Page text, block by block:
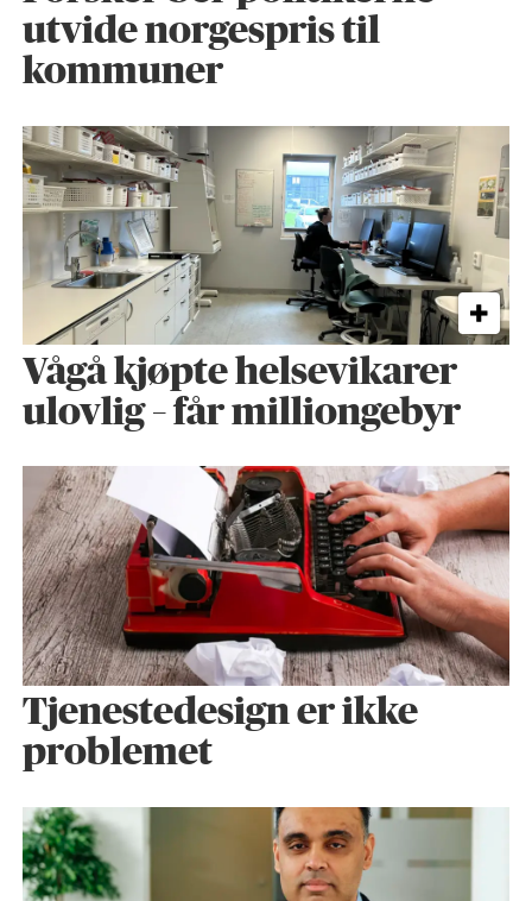
utvide norgespris til
kommuner
Vågå kjøpte helse­vikarer
ulovlig – får milliongebyr
Tjenestedesign er ikke
problemet